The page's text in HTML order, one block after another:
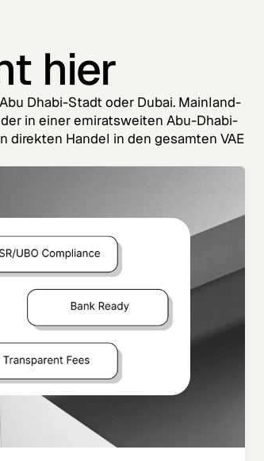
hier
Dhabi-Stadt oder Dubai. Mainland-
in einer emiratsweiten Abu-Dhabi-
direkten Handel in den gesamten VAE